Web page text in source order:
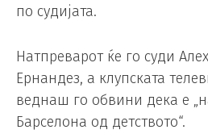
по судијата.
Натпреварот ќе го суди
Ернандез, а клупската
веднаш го обвини дека е
Барселона од детството“.